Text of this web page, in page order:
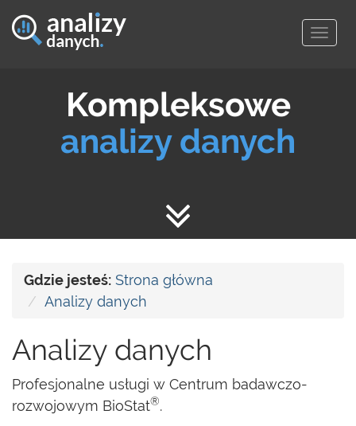
Kompleksowe
analizy danych
Gdzie jesteś: Strona główna
Analizy danych
Analizy danych
Profesjonalne usługi w Centrum badawczo-
rozwojowym BioStat®.